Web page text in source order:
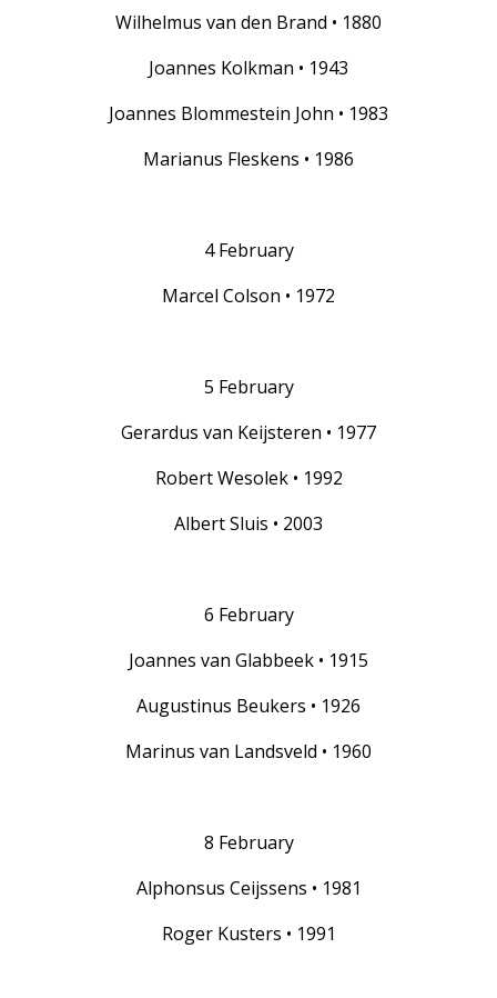
Wilhelmus van den Brand • 1880
Joannes Kolkman • 1943
Joannes Blommestein John • 1983
Marianus Fleskens • 1986
4 February
Marcel Colson • 1972
5 February
Gerardus van Keijsteren • 1977
Robert Wesolek • 1992
Albert Sluis • 2003
6 February
Joannes van Glabbeek • 1915
Augustinus Beukers • 1926
Marinus van Landsveld • 1960
8 February
Alphonsus Ceijssens • 1981
Roger Kusters • 1991